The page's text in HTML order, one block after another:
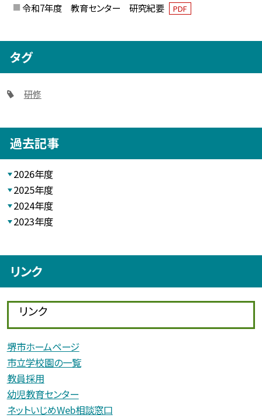
令和7年度 教育センター 研究紀要 PDF
タグ
研修
過去記事
2026年度
2025年度
2024年度
2023年度
リンク
リンク
堺市ホームページ
市立学校園の一覧
教員採用
幼児教育センター
ネットいじめWeb相談窓口